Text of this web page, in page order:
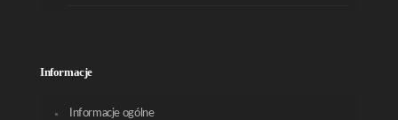
Informacje
Informacje ogólne